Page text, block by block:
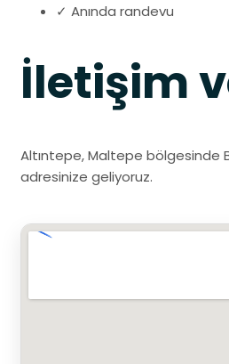
✓ Anında randevu
İletişim
Altıntepe, Maltepe bölgesinde
adresinize geliyoruz.